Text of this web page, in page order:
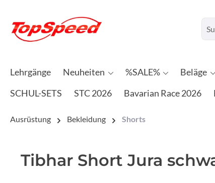
Lehrgänge Neuheiten %SALE% Beläge
SCHUL-SETS
STC 2026 Bavarian Race 2026
Ausrüstung Bekleidung Shorts
Tibhar Short Jura